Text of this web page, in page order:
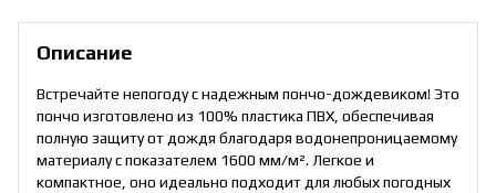
Описание
Встречайте непогоду с надежным пончо-дождевиком! Это
пончо изготовлено из 100% пластика ПВХ, обеспечивая
полную защиту от дождя благодаря водонепроницаемому
материалу с показателем 1600 мм/м². Легкое и
компактное, оно идеально подходит для любых погодных